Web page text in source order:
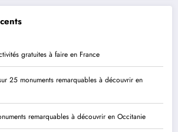
gratuites à faire en France
25 monuments remarquables à découvrir en
remarquables à découvrir en Occitanie